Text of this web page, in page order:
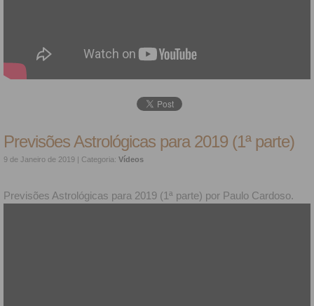
Previsões Astrológicas para 2019 (1ª parte)
9 de Janeiro de 2019 | Categoria: Vídeos
Previsões Astrológicas para 2019 (1ª parte) por Paulo Cardoso.